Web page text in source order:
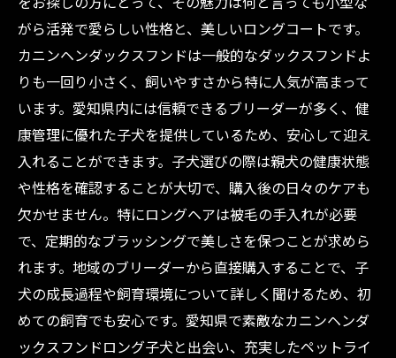
（ロング）の魅力と選び方完全ガイド
愛知県のカニンヘンダックスフンドロング子
犬、初心者にも優しい飼育のコツとは？
がら活発で愛らしい性格と、美しいロングコートです。
カニンヘンダックスフンドは一般的なダックスフンドよ
りも一回り小さく、飼いやすさから特に人気が高まって
います。愛知県内には信頼できるブリーダーが多く、健
康管理に優れた子犬を提供しているため、安心して迎え
入れることができます。子犬選びの際は親犬の健康状態
や性格を確認することが大切で、購入後の日々のケアも
欠かせません。特にロングヘアは被毛の手入れが必要
で、定期的なブラッシングで美しさを保つことが求めら
れます。地域のブリーダーから直接購入することで、子
犬の成長過程や飼育環境について詳しく聞けるため、初
めての飼育でも安心です。愛知県で素敵なカニンヘンダ
ックスフンドロング子犬と出会い、充実したペットライ